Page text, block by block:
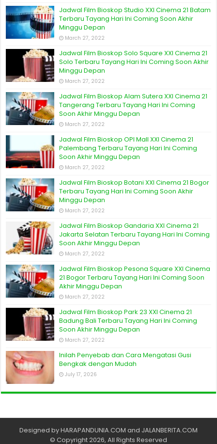
Jadwal Film Bioskop Studio XXI Cinema 21 Batam
Terbaru Tayang Hari Ini Coming Soon Akhir
Minggu Depan
March 27, 2022
Jadwal Film Bioskop Solo Square XXI Cinema 21
Solo Terbaru Tayang Hari Ini Coming Soon Akhir
Minggu Depan
March 27, 2022
Jadwal Film Bioskop Alam Sutera XXI Cinema 21
Tangerang Terbaru Tayang Hari Ini Coming
Soon Akhir Minggu Depan
March 27, 2022
Jadwal Film Bioskop OPI Mall XXI Cinema 21
Palembang Terbaru Tayang Hari Ini Coming
Soon Akhir Minggu Depan
March 27, 2022
Jadwal Film Bioskop Botani XXI Cinema 21 Bogor
Terbaru Tayang Hari Ini Coming Soon Akhir
Minggu Depan
March 27, 2022
Jadwal Film Bioskop Gandaria XXI Cinema 21
Jakarta Selatan Terbaru Tayang Hari Ini Coming
Soon Akhir Minggu Depan
March 27, 2022
Jadwal Film Bioskop Pesona Square XXI Cinema
21 Bogor Terbaru Tayang Hari Ini Coming Soon
Akhir Minggu Depan
March 27, 2022
Jadwal Film Bioskop Park 23 XXI Cinema 21
Badung Bali Terbaru Tayang Hari Ini Coming
Soon Akhir Minggu Depan
March 27, 2022
Inilah Penyebab dan Cara Mengatasi Gusi
Bengkak dengan Mudah
July 17, 2026
Designed byHARAPANDUNIA.COM and JALANBERITA.COM
© Copyright 2026, All Rights Reserved